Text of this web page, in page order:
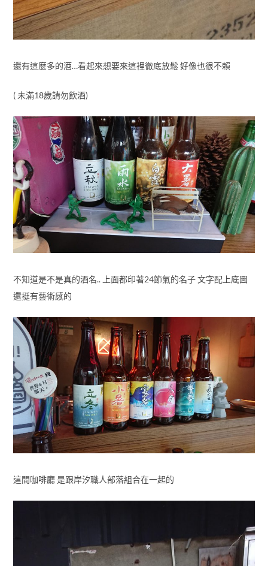
還有這麼多的酒…看起來想要來這裡徹底放鬆 好像也很不賴
( 未滿18歲請勿飲酒)
不知道是不是真的酒名.. 上面都印著24節氣的名子 文字配上底圖
還挺有藝術感的
這間咖啡廳 是跟岸汐職人部落組合在一起的